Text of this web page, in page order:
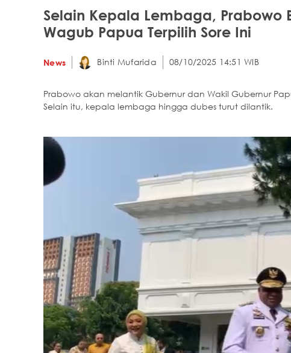
Selain Kepala Lembaga, Prabowo
Wagub Papua Terpilih Sore Ini
News Binti Mufarida 08/10/2025 14:51 WIB
Prabowo akan melantik Gubernur dan Wakil Gubernur
Selain itu, kepala lembaga hingga dubes turut dilantik.